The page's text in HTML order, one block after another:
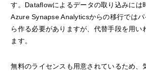
す。Dataflowによるデータの取り込みには
Azure Synapse Analyticsからの移行では
ら作る必要がありますが、代替手段を用い
ます。
無料のライセンスも用意されているため、